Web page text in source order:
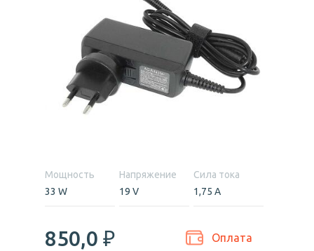
Мощность
33 W
Напряжение
19 V
Сила тока
1,75 А
850,0 ₽
Оплата